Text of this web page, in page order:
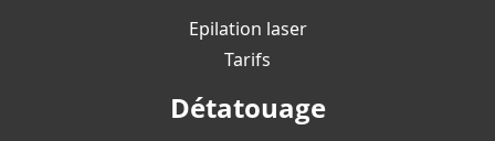
Epilation laser
Tarifs
Détatouage